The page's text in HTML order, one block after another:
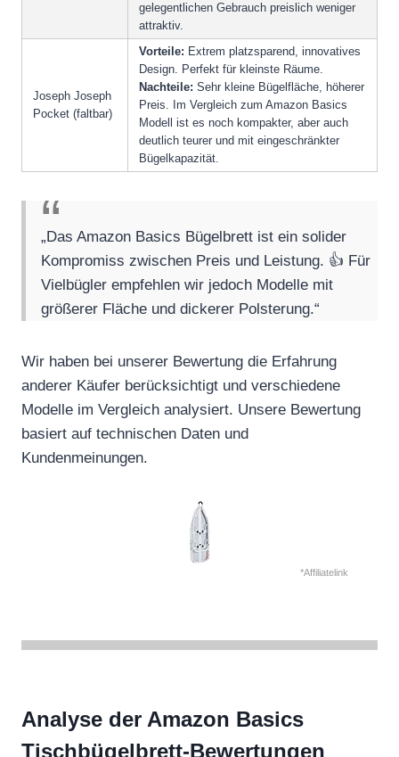
gelegentlichen Gebrauch preislich weniger
attraktiv.
Joseph Joseph
Pocket (faltbar)
Vorteile: Extrem platzsparend, innovatives
Design. Perfekt für kleinste Räume.
Nachteile: Sehr kleine Bügelfläche, höherer
Preis. Im Vergleich zum Amazon Basics
Modell ist es noch kompakter, aber auch
deutlich teurer und mit eingeschränkter
Bügelkapazität.
„Das Amazon Basics Bügelbrett ist ein solider
Kompromiss zwischen Preis und Leistung. 👍 Für
Vielbügler empfehlen wir jedoch Modelle mit
größerer Fläche und dickerer Polsterung.“
Wir haben bei unserer Bewertung die Erfahrung
anderer Käufer berücksichtigt und verschiedene
Modelle im Vergleich analysiert. Unsere Bewertung
basiert auf technischen Daten und
Kundenmeinungen.
*Affiliatelink
Analyse der Amazon Basics
Tischbügelbrett-Bewertungen